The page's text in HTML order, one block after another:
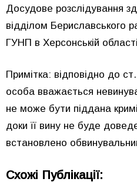
Досудове розслідування
відділом Бериславського
ГУНП в Херсонській
Примітка: відповідно до
особа вважається
не може бути піддана
доки її вину не буде
встановлено
Схожі Публікації: